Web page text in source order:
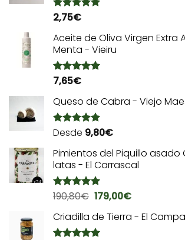
Valorado
con
de 5
2,75€
Aceite de Oliva Virgen Extra
Menta - Vieiru
Valorado
con
de 5
7,65€
Queso de Cabra - Viejo
Valorado
de 5
Desde 9,80€
Pimientos del Piquillo asado
latas - El Carrascal
Valorado
con
de 5
190,80€ El
original
era:
179,00€El
actual
Criadilla de Tierra - El